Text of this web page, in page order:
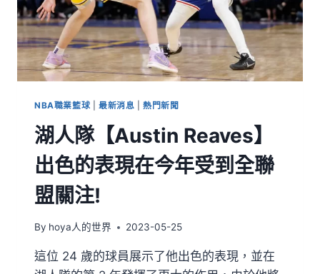
NBA職業籃球 最新消息 |熱門新聞
湖人隊【Austin Reaves】
出色的表現在今年受到全聯
盟關注!
By hoya人的世界 2023-05-25
這位 24 歲的球員展示了他出色的表現，並在